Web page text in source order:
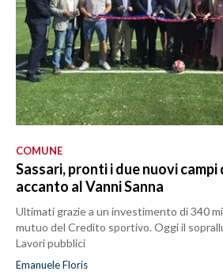
COMUNE
Sassari, pronti i due nuovi campi
accanto al Vanni Sanna
Ultimati grazie a un investimento di 340
mutuo del Credito sportivo. Oggi il
Lavori pubblici
Emanuele Floris